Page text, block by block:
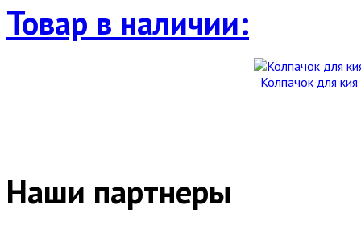
Товар в наличии:
Колпачок для
Наши партнеры